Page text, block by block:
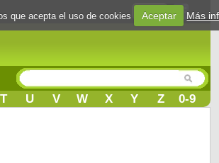
Login
T U V W X Y Z 0-9
que acepta el uso de cookies Aceptar Más